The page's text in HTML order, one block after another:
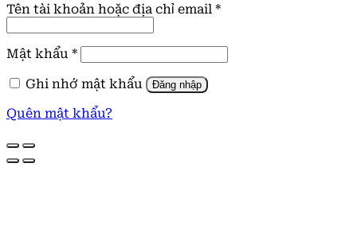
Tên tài khoản hoặc địa chỉ email *Bắt
Mật khẩu *Bắt
buộc
Ghi nhớ mật khẩu
Đăng nhập
Quên mật khẩu?